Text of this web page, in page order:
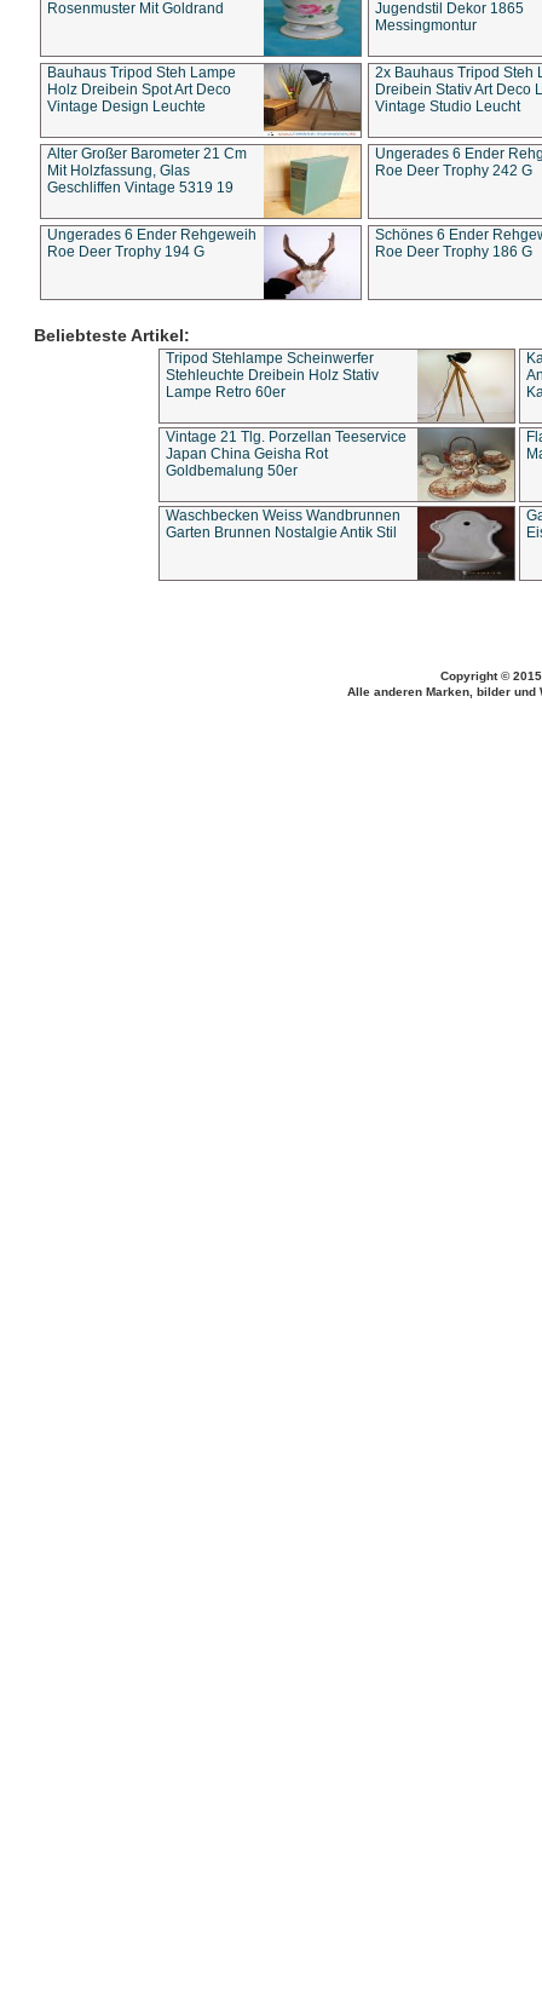
Rosenmuster Mit Goldrand
Jugendstil Dekor 1865
Messingmontur
Bauhaus Tripod Steh Lampe
Holz Dreibein Spot Art Deco
Vintage Design Leuchte
2x Bauhaus Tripod Steh
Dreibein Stativ Art Deco
Vintage Studio Leucht
Alter Großer Barometer 21 Cm
Mit Holzfassung, Glas
Geschliffen Vintage 5319 19
Ungerades 6 Ender
Roe Deer Trophy 242 G
Ungerades 6 Ender Rehgeweih
Roe Deer Trophy 194 G
Schönes 6 Ender
Roe Deer Trophy 186 G
Beliebteste Artikel:
Tripod Stehlampe Scheinwerfer
Stehleuchte Dreibein Holz Stativ
Lampe Retro 60er
Vintage 21 Tlg. Porzellan Teeservice
Japan China Geisha Rot
Goldbemalung 50er
Waschbecken Weiss Wandbrunnen
Garten Brunnen Nostalgie Antik Stil
Copyright ©
Alle anderen Marken, bilder und